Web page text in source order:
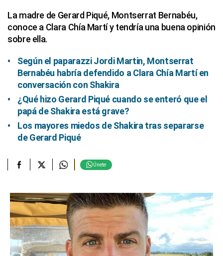
La madre de Gerard Piqué, Montserrat Bernabéu,
conoce a Clara Chía Martí y tendría una buena opinión
sobre ella.
Según el paparazzi Jordi Martin, Montserrat
Bernabéu habría defendido a Clara Chía Martí en
conversación con Shakira
¿Qué hizo Gerard Piqué cuando se enteró que el
papá de Shakira está grave?
Los mayores miedos de Shakira tras separarse
de Gerard Piqué
Únete